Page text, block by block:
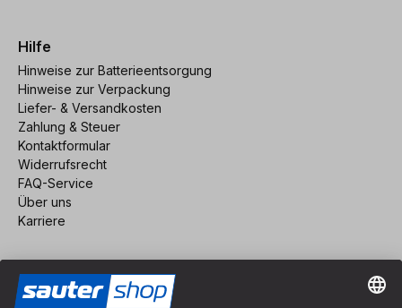
Hilfe
Hinweise zur Batterieentsorgung
Hinweise zur Verpackung
Liefer- & Versandkosten
Zahlung & Steuer
Kontaktformular
Widerrufsrecht
FAQ-Service
Über uns
Karriere